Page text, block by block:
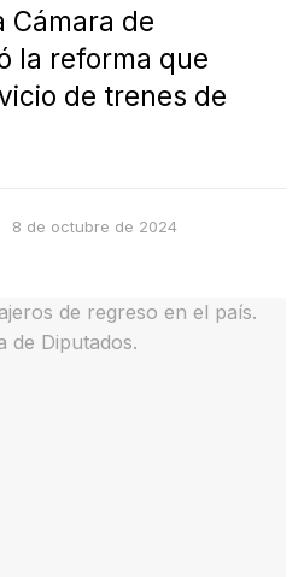
Cámara de
la reforma que
de trenes de
8 de octubre de 2024